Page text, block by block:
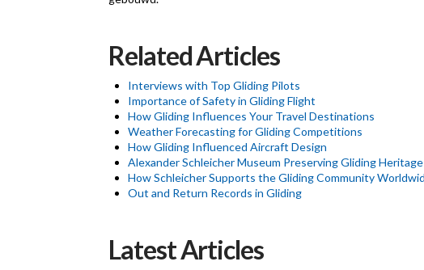
Related Articles
Interviews with Top Gliding Pilots
Importance of Safety in Gliding Flight
How Gliding Influences Your Travel Destinations
Weather Forecasting for Gliding Competitions
How Gliding Influenced Aircraft Design
Alexander Schleicher Museum Preserving Gliding Heritage
How Schleicher Supports the Gliding Community
Out and Return Records in Gliding
Latest Articles